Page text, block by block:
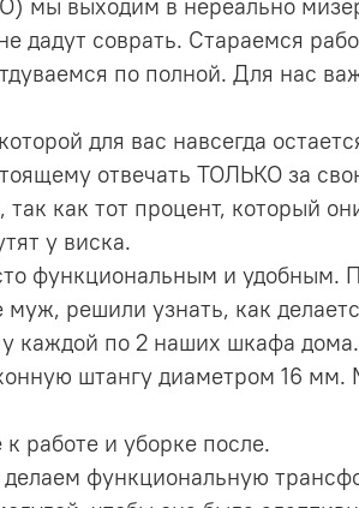
мы выходим в нереально
дадут соврать. Стараемся
по полной. Для нас
для вас навсегда
отвечать ТОЛЬКО за
как тот процент, который
у виска.
функциональным и
решили узнать, как
каждой по 2 наших шкафа
штангу диаметром 16
работе и уборке после.
функциональную